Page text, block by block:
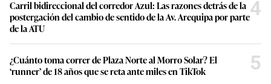
Carril bidireccional del corredor Azul: Las razones detrás de la
postergación del cambio de sentido de la Av. Arequipa por parte
de la ATU
4
¿Cuánto toma correr de Plaza Norte al Morro Solar? El
‘runner’ de 18 años que se reta ante miles en TikTok
5